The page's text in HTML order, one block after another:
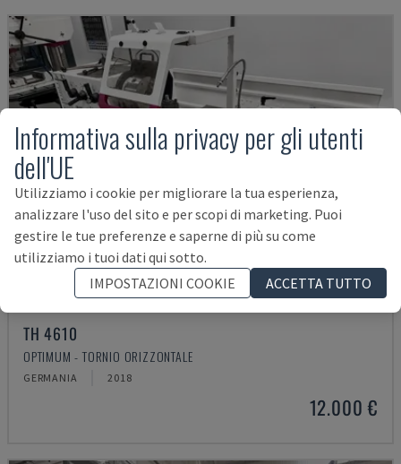
TH 4610
OPTIMUM - TORNIO ORIZZONTALE
GERMANIA 2018
12.000 €
Informativa sulla privacy per gli utenti
dell'UE
Utilizziamo i cookie per migliorare la tua esperienza,
analizzare l'uso del sito e per scopi di marketing. Puoi
gestire le tue preferenze e saperne di più su come
utilizziamo i tuoi dati qui sotto.
IMPOSTAZIONI COOKIE
ACCETTA TUTTO